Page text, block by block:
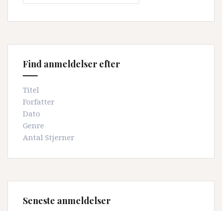
Find anmeldelser efter
Titel
Forfatter
Dato
Genre
Antal Stjerner
Seneste anmeldelser